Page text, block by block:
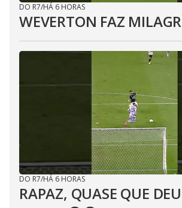
DO R7/HÁ 6 HORAS
WEVERTON FAZ
DO R7/HÁ 6 HORAS
RAPAZ, QUASE QUE